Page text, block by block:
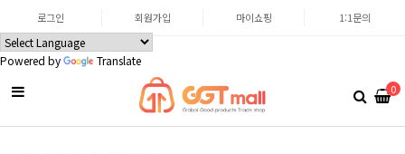
Powered by Translate
로그인 회원가입 마이쇼핑 1:1문의
0